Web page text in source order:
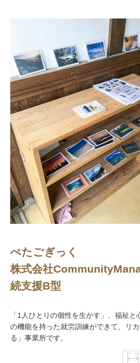
ぺたごぎっく
株式会社
続支援B型
「1人ひとりの個性を生かす」、福祉
の機能を持った就労訓練ができて、リ
る」事業所です。